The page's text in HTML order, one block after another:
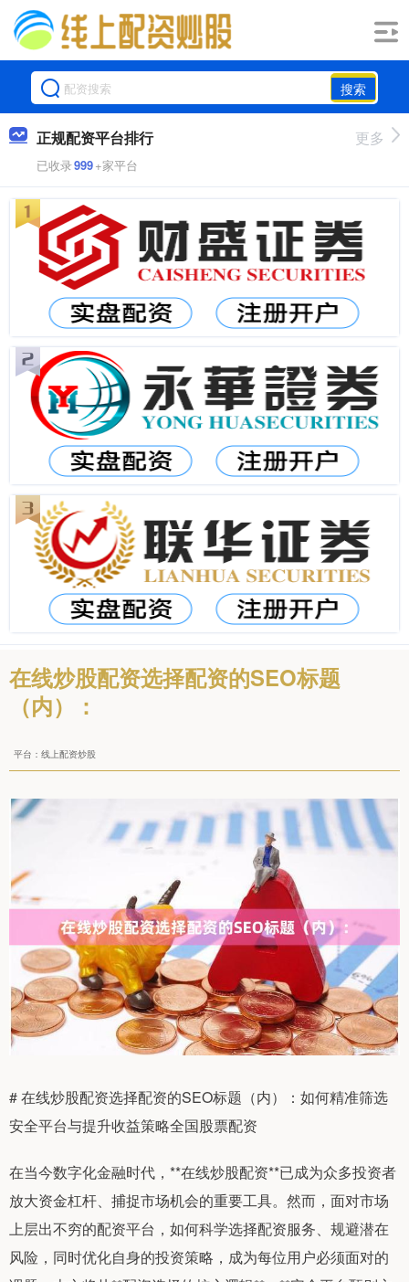
搜索
正规配资平台排行
已收录999+家平台
更多
在线炒股配资选择配资的SEO标题
（内）：
平台：线上配资炒股
# 在线炒股配资选择配资的SEO标题（内）：如何精准筛选
安全平台与提升收益策略全国股票配资
在当今数字化金融时代，**在线炒股配资**已成为众多投资者
放大资金杠杆、捕捉市场机会的重要工具。然而，面对市场
上层出不穷的配资平台，如何科学选择配资服务、规避潜在
风险，同时优化自身的投资策略，成为每位用户必须面对的